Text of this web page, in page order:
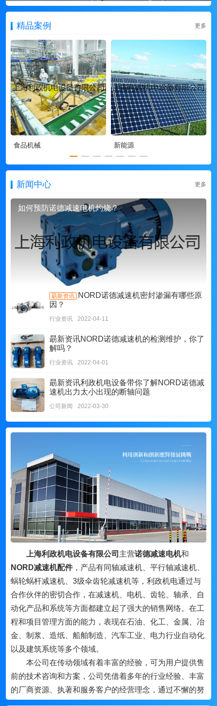
精品案例 更多
食品机械 新能源
新闻中心 更多
如何预防诺德减速电机灼烧？
朂新资讯
NORD诺德减速机密封渗漏有哪些原
因？
行业资讯 2022-04-11
朂新资讯NORD诺德减速机的检测维护，你了
解吗？
行业资讯 2022-04-01
朂新资讯利政机电设备带你了解NORD诺德减
速机出力太小出现的断轴问题
公司新闻 2022-03-30
上海利政机电设备有限公司 主营诺德减速电机和
NORD减速机配件，产品有同轴减速机、平行轴减速机、
蜗轮蜗杆减速机、3级伞齿轮减速机等，利政机电通过与
合作伙伴的密切合作，在减速机、电机、齿轮、轴承、自
动化产品和系统等方面都建立起了强大的销售网络。在工
程和项目管理方面的能力，表现在石油、化工、金属、冶
金、制浆、造纸、船舶制造、汽车工业、电力行业自动化
以及建筑系统等多个领域。
本公司在传动领域有着丰富的经验，可为用户提供售
前的技术咨询和方案，公司凭借着多年的行业经验、丰富
的厂商资源、执著和服务客户的经营理念，通过不懈的努
力，与国内外的机电行业品牌及许多厂家密切合作，形成